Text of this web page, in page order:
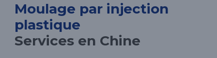
Moulage par injection
plastique
Services en Chine